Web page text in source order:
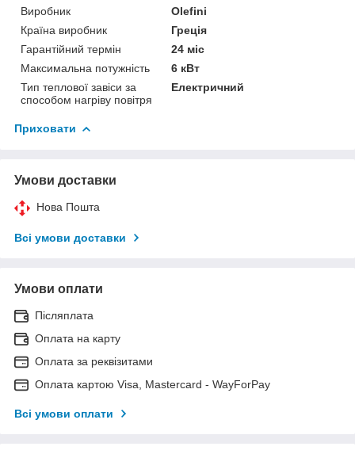
Виробник
Olefini
Країна виробник
Греція
Гарантійний термін
24 міс
Максимальна потужність
6 кВт
Тип теплової завіси за
способом нагріву повітря
Електричний
Приховати
Умови доставки
Нова Пошта
Всі умови доставки
Умови оплати
Післяплата
Оплата на карту
Оплата за реквізитами
Оплата картою Visa, Mastercard - WayForPay
Всі умови оплати